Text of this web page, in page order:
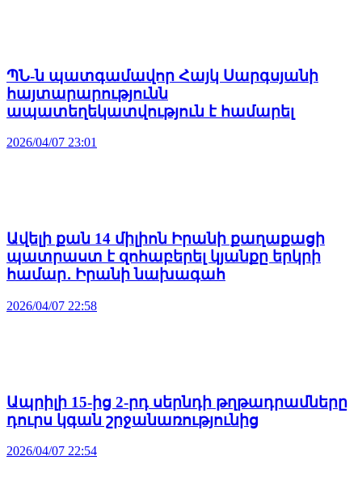
ՊՆ-ն պատգամավոր Հայկ Սարգսյանի
հայտարարությունն
ապատեղեկատվություն է համարել
2026/04/07 23:01
Ավելի քան 14 միլիոն Իրանի քաղաքացի
պատրաստ է զոհաբերել կյանքը երկրի
համար․ Իրանի նախագահ
2026/04/07 22:58
Ապրիլի 15-ից 2-րդ սերնդի թղթադրամները
դուրս կգան շրջանառությունից
2026/04/07 22:54